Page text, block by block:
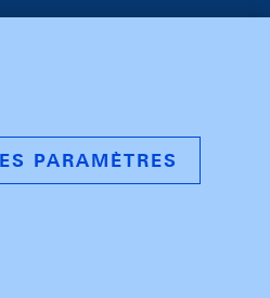
PARAMÈTRES